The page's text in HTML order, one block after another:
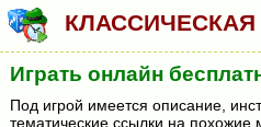
Играть онлайн
Под игрой имеется описание,
тематические ссылки на